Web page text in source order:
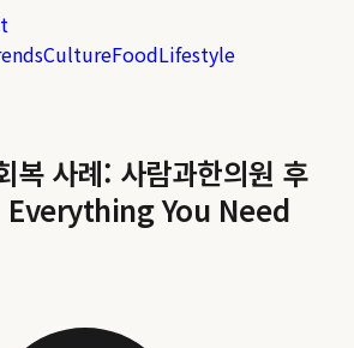
CultureFoodLifestyle
복 사례: 사람과한의원 후
Everything You Need